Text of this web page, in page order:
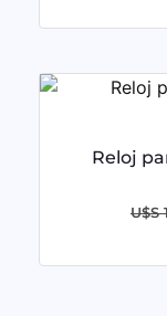
Reloj
U$S